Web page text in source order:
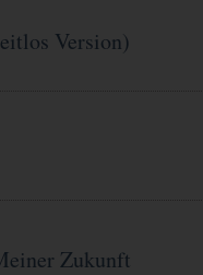
Version)
Zukunft